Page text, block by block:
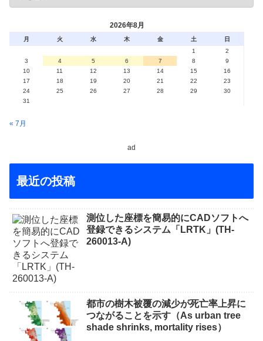
2026年8月
月 火 水 木 金 土
日
1
2
3
4 5 6 7 8
9
10
11 12 13 14 15
16
17
18 19 20 21 22
23
24
25 26 27 28 29
30
31
« 7月
ad
最近の投稿
測位した座標を簡易的にCADソフトへ
登録できるシステム「LRTK」(TH-
260013-A)
都市の樹木被覆の減少が死亡率上昇に
つながることを示す（As urban tree
shade shrinks, mortality rises）